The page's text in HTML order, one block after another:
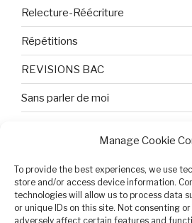
Manage Cookie
To provide the best experiences, we use
store and/or access device information.
technologies will allow us to process data
or unique IDs on this site. Not consenting
adversely affect certain features and
Relecture-Réécriture
Répétitions
REVISIONS BAC
Sans parler de moi
Tristesse et attente
Variable complexe